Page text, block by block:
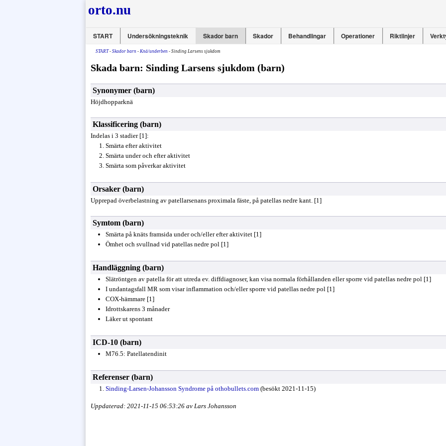
orto.nu
START Undersökningsteknik Skador barn Skador Behandlingar Operationer Riktlinjer
START- Skador barn - Knä/underben - Sinding Larsens sjukdom
Skada barn: Sinding Larsens sjukdom (barn)
Synonymer (barn)
Höjdhopparknä
Klassificering (barn)
Indelas i 3 stadier [1]:
Smärta efter aktivitet
Smärta under och efter aktivitet
Smärta som påverkar aktivitet
Orsaker (barn)
Upprepad överbelastning av patellarsenans proximala fäste, på patellas nedre kant. [1]
Symtom (barn)
Smärta på knäts framsida under och/eller efter aktivitet [1]
Ömhet och svullnad vid patellas nedre pol [1]
Handläggning (barn)
Slätröntgen av patella för att utreda ev. diffdiagnoser, kan visa normala förhållanden eller sporre vid patellas nedre pol [1]
I undantagsfall MR som visar inflammation och/eller sporre vid patellas nedre pol [1]
COX-hämmare [1]
Idrottskarens 3 månader
Läker ut spontant
ICD-10 (barn)
M76.5: Patellatendinit
Referenser (barn)
Sinding-Larsen-Johansson Syndrome på othobullets.com (besökt 2021-11-15)
Uppdaterad: 2021-11-15 06:53:26 av Lars Johansson